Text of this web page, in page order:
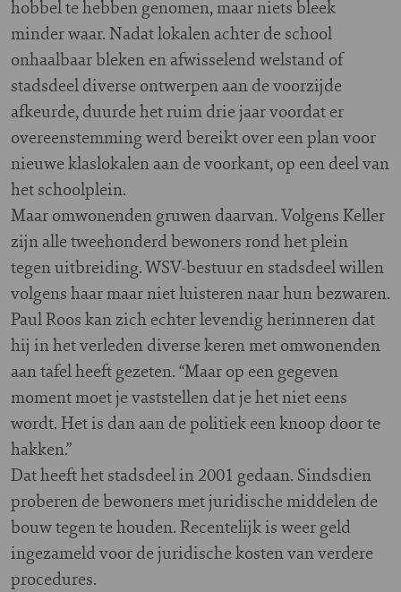
hobbel te hebben genomen, maar niets bleek
minder waar. Nadat lokalen achter de school
onhaalbaar bleken en afwisselend welstand of
stadsdeel diverse ontwerpen aan de voorzijde
afkeurde, duurde het ruim drie jaar voordat er
overeenstemming werd bereikt over een plan voor
nieuwe klaslokalen aan de voorkant, op een deel van
het schoolplein.
Maar omwonenden gruwen daarvan. Volgens Keller
zijn alle tweehonderd bewoners rond het plein
tegen uitbreiding. WSV-bestuur en stadsdeel willen
volgens haar maar niet luisteren naar hun bezwaren.
Paul Roos kan zich echter levendig herinneren dat
hij in het verleden diverse keren met omwonenden
aan tafel heeft gezeten. “Maar op een gegeven
moment moet je vaststellen dat je het niet eens
wordt. Het is dan aan de politiek een knoop door te
hakken.”
Dat heeft het stadsdeel in 2001 gedaan. Sindsdien
proberen de bewoners met juridische middelen de
bouw tegen te houden. Recentelijk is weer geld
ingezameld voor de juridische kosten van verdere
procedures.